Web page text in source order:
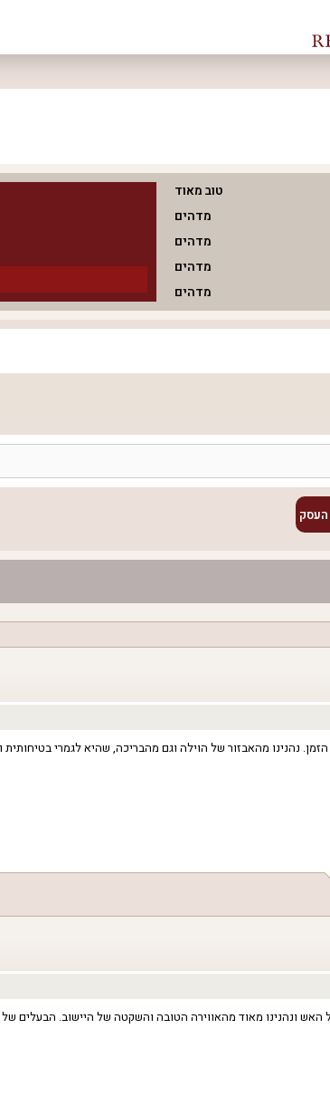
טוב מאוד
מדהים
מדהים
מדהים
מדהים
העסק
כל הזמן. נהנינו מהאבזור של הוילה וגם מהבריכה, שהיא לגמרי
מאוד מאורגן ומאובזר. יש מלא כלים במטבח, גם לבישול וגם להגשה, וגם תמי 4 שעובד. עשינו על האש ונהנינו מאוד